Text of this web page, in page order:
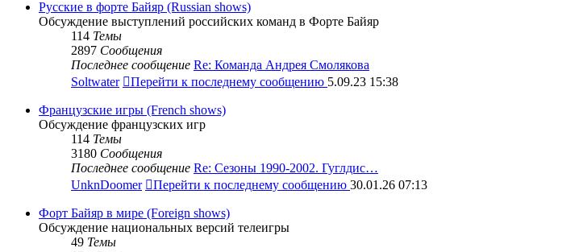
Русские в форте Байяр (Russian shows)
Обсуждение выступлений российских команд в Форте Байяр
114 Темы
2897 Сообщения
Последнее сообщение Re: Команда Андрея Смолякова
Soltwater
Перейти к последнему сообщению 5.09.23 15:38
Французские игры (French shows)
Обсуждение французских игр
114 Темы
3180 Сообщения
Последнее сообщение Re: Сезоны 1990-2002. Гуглдис…
UnknDoomer
Перейти к последнему сообщению 30.01.26 07:13
Форт Байяр в мире (Foreign shows)
Обсуждение национальных версий телеигры
49 Темы